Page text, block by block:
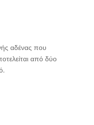
αδένας που
από δύο